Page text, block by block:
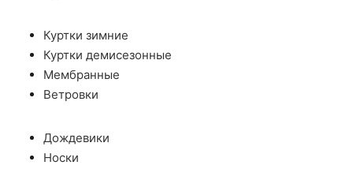
Куртки зимние
Куртки демисезонные
Мембранные
Ветровки
Дождевики
Носки